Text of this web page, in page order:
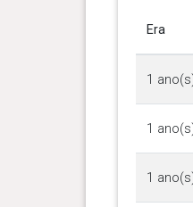
Era
1
1
1